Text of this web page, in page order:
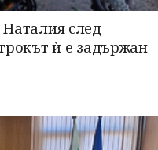
след
ѝ е задържан